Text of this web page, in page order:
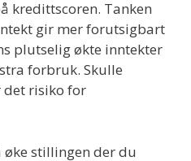
kredittscoren. Tanken
gir mer forutsigbart
plutselig økte inntekter
forbruk. Skulle
det risiko for
stillingen der du